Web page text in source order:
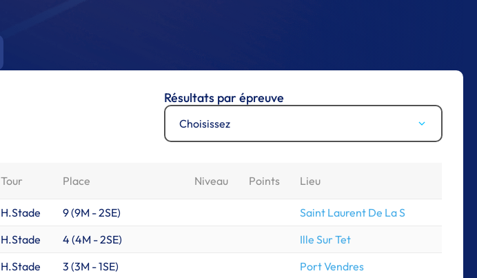
Résultats par épreuve
Choisissez
Tour Place Niveau Points Lieu
H.Stade 9 (9M -2SE)
Saint Laurent De La S
H.Stade 4 (4M -2SE)
Ille Sur Tet
H.Stade 3 (3M -1SE)
Port Vendres